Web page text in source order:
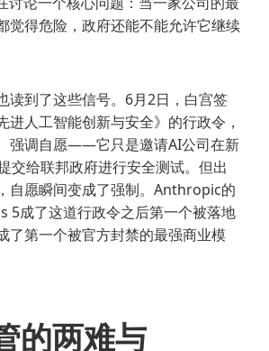
觉得危险，政府还能不能允许它继续
读到了这些信号。6月2日，白宫签
进人工智能创新与安全》的行政令，
强调自愿——它只是邀请AI公司在新
交给联邦政府进行安全测试。但出
自愿瞬间变成了强制。Anthropic的
5成了这道行政令之后第一个被落地
了第一个被官方封禁的最强商业模
的两难与